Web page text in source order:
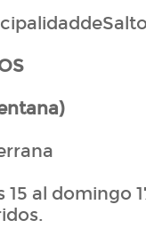
15 al domingo